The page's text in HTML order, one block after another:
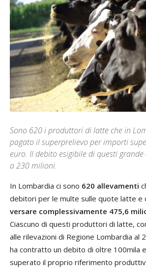
Sono 620 i produttori di latte che in
pagato il superprelievo per importi
euro. Il debito esigibile di questi
a 230 milioni.
In Lombardia ci sono 620 allevamenti
debitori per le multe sulle quote latte e
versare complessivamente 475,6
Ciascuno di questi produttori di latte,
alle rilevazioni di Regione Lombardia al
ha contratto un debito di oltre 100mila
superato il proprio riferimento